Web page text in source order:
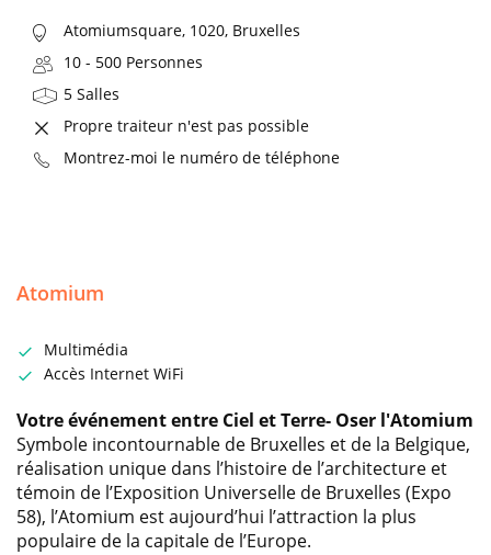
Atomiumsquare, 1020, Bruxelles
10 - 500 Personnes
5 Salles
Propre traiteur n'est pas possible
Montrez-moi le numéro de téléphone
Atomium
Multimédia
Accès Internet WiFi
Votre événement entre Ciel et Terre- Oser l'Atomium
Symbole incontournable de Bruxelles et de la Belgique,
réalisation unique dans l’histoire de l’architecture et
témoin de l’Exposition Universelle de Bruxelles (Expo
58), l’Atomium est aujourd’hui l’attraction la plus
populaire de la capitale de l’Europe.